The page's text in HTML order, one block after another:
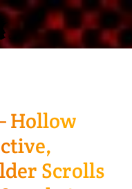
Hollow
Scrolls